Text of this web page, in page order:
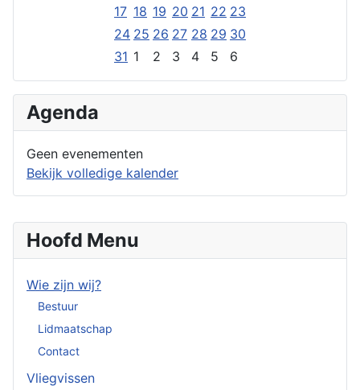
Hoofd Menu
Wie zijn wij?
Bestuur
Lidmaatschap
Contact
Vliegvissen
17 18 19 20 21 22 23
24 25 26 27 28 29 30
31 1 2 3 4 5 6
Agenda
Geen evenementen
Bekijk volledige kalender